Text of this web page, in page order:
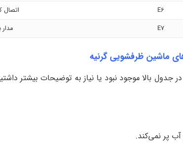
E6
اتصال
E7
ماشین ظرفشویی گرنیه
در جدول بالا موجود نبود یا نیاز به توضیحات بیشتر
پر نمی‌کند.